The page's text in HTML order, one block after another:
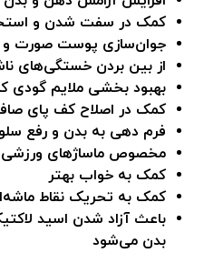
کمک در سفت شدن و
جوان‌سازی پوست صورت و
از بین بردن خستگی‌های
بهبود بخشی ملایم گودی
کمک در اصلاح کف پای
فرم دهی به بدن و رفع
مخصوص ماساژهای ورزشی
کمک به خواب بهتر
کمک به تحریک نقاط
باعث آزاد شدن اسید
بدن می‌شود